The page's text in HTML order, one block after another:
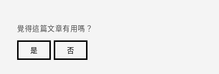
覺得這篇文章有用嗎？
是
否